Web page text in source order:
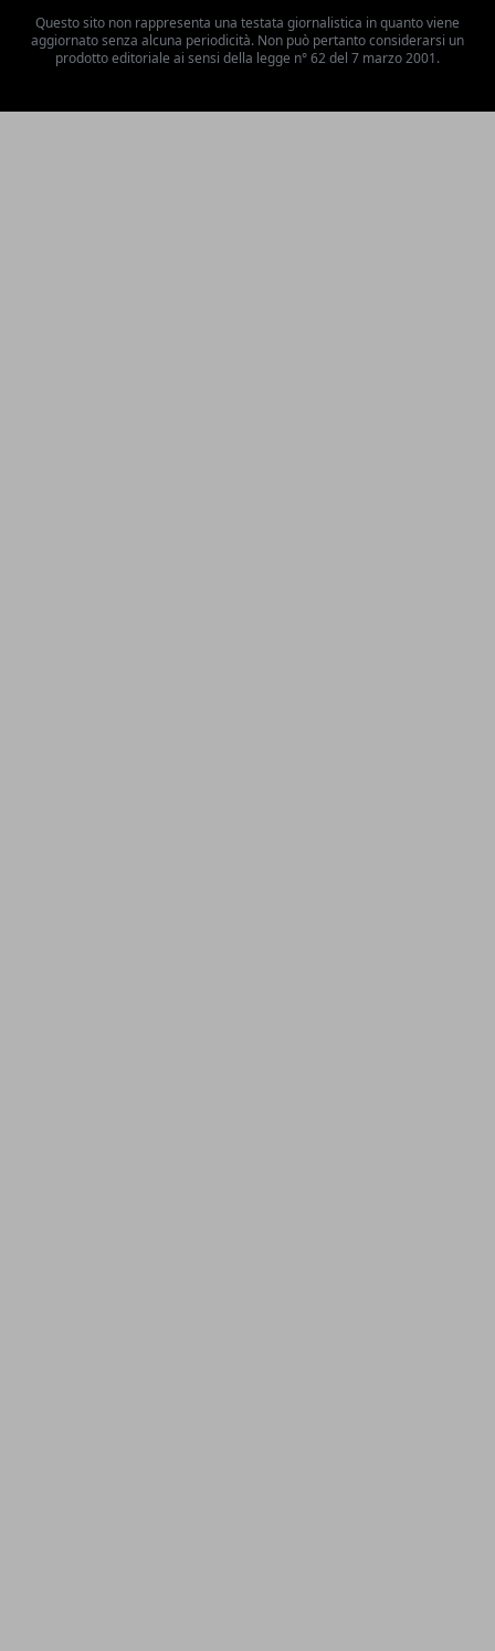
Questo sito non rappresenta una testata giornalistica in quanto viene
aggiornato senza alcuna periodicità. Non può pertanto considerarsi un
prodotto editoriale ai sensi della legge n° 62 del 7 marzo 2001.